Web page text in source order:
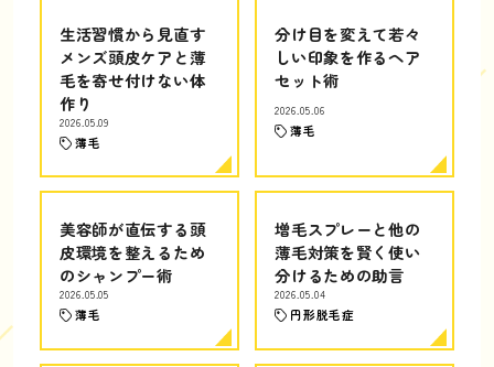
生活習慣から見直す
メンズ頭皮ケアと薄
毛を寄せ付けない体
作り
2026.05.09
薄毛
分け目を変えて若々
しい印象を作るヘア
セット術
2026.05.06
薄毛
美容師が直伝する頭
皮環境を整えるため
のシャンプー術
2026.05.05
薄毛
増毛スプレーと他の
薄毛対策を賢く使い
分けるための助言
2026.05.04
円形脱毛症